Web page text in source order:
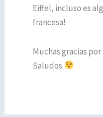
Eiffel, incluso es
francesa!
Muchas gracias
Saludos